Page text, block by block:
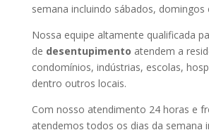
semana incluindo sábados, domingos
Nossa equipe altamente qualificada
de desentupimento atendem a
condomínios, indústrias, escolas,
dentro outros locais.
Com nosso atendimento 24 horas e
atendemos todos os dias da semana